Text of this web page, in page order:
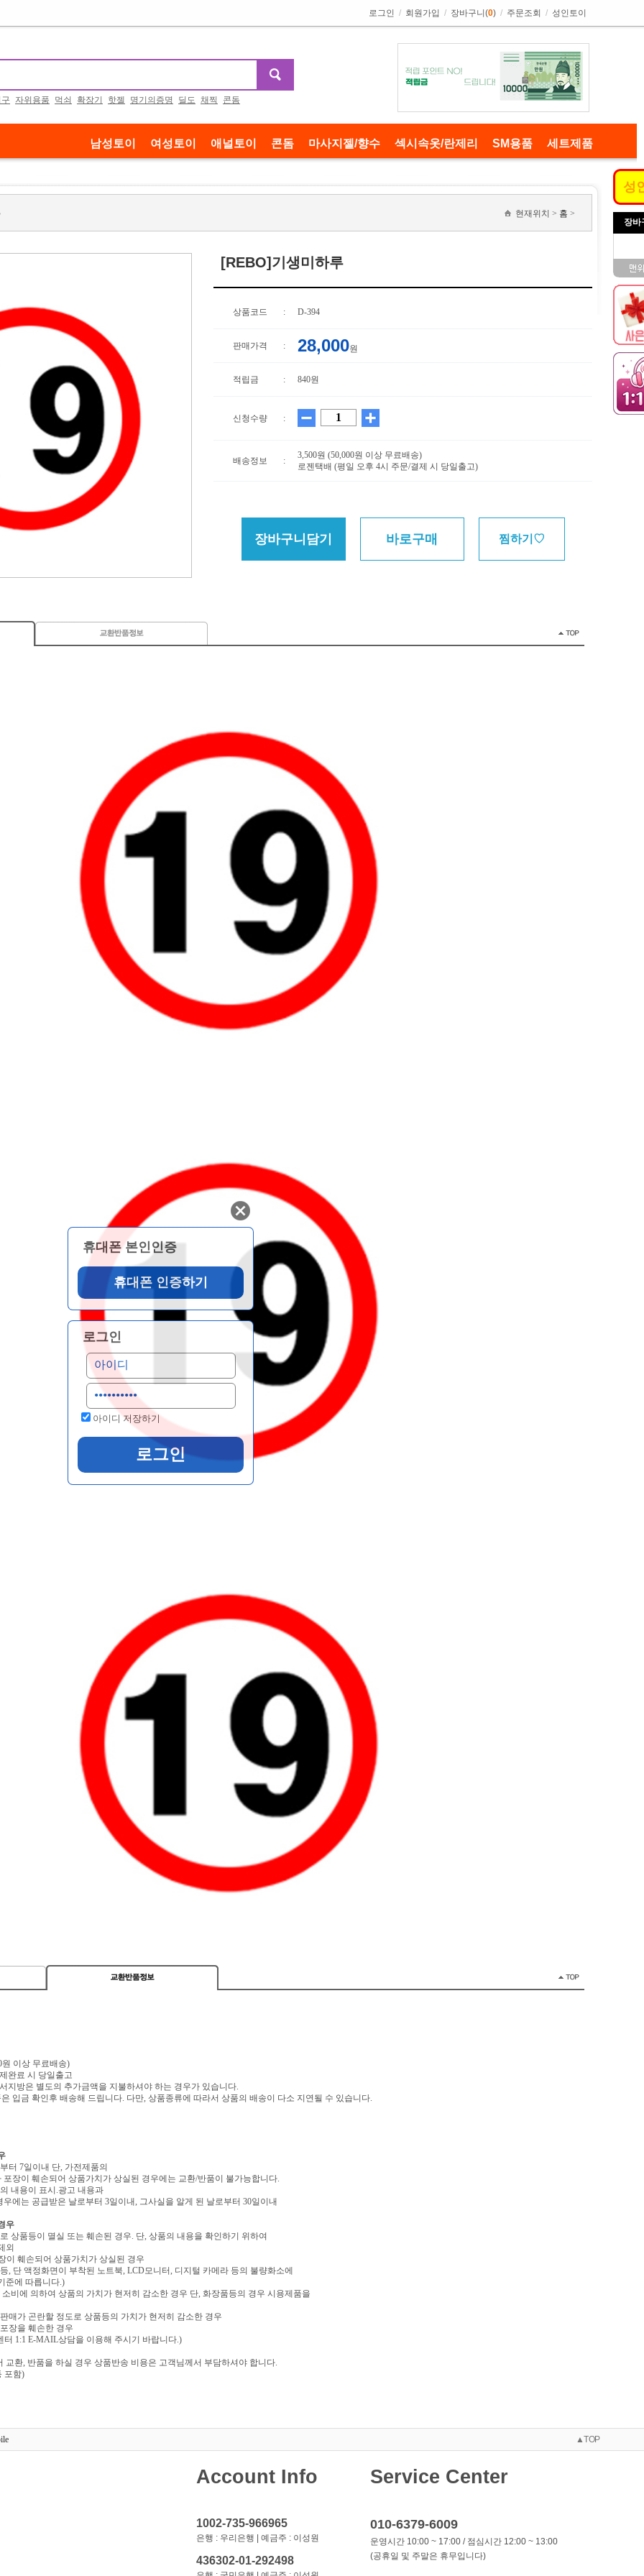
휴대폰 본인인증
로그인
아이디 저장하기
로그인 / 회원가입 / 장바구니(0) / 주문조회 / 성인토이
자위용품 먹쇠 확장기 핫젤 명기의증명 딜도 채찍 콘돔
남성토이 여성토이 애널토이 콘돔 마사지젤/향수 섹시속옷/란제리 SM용품 세트제품
현재위치 > 홈 >
[REBO]기생미하루
상품코드 : D-394
판매가격 : 28,000원
적립금 : 840원
신청수량 :
배송정보 :
3,500원 (50,000원 이상 무료배송)
로젠택배 (평일 오후 4시 주문/결제 시 당일출고)
원 이상 무료배송)
완료 시 당일출고
지방은 별도의 추가금액을 지불하셔야 하는 경우가 있습니다.
입금 확인후 배송해 드립니다. 다만, 상품종류에 따라서 상품의 배송이 다소 지연될 수 있습니다.
터 7일이내 단, 가전제품의
장이 훼손되어 상품가치가 상실된 경우에는 교환/반품이 불가능합니다.
내용이 표시.광고 내용과
에는 공급받은 날로부터 3일이내, 그사실을 알게 된 날로부터 30일이내
우
상품등이 멸실 또는 훼손된 경우. 단, 상품의 내용을 확인하기 위하여
외
이 훼손되어 상품가치가 상실된 경우
, 단 액정화면이 부착된 노트북, LCD모니터, 디지털 카메라 등의 불량화소에
준에 따릅니다.)
비에 의하여 상품의 가치가 현저히 감소한 경우 단, 화장품등의 경우 시용제품을
매가 곤란할 정도로 상품등의 가치가 현저히 감소한 경우
장을 훼손한 경우
터 1:1 E-MAIL상담을 이용해 주시기 바랍니다.)
환, 반품을 하실 경우 상품반송 비용은 고객님께서 부담하셔야 합니다.
포함)
▲TOP
Account Info
1002-735-966965
은행 : 우리은행 | 예금주 : 이성원
436302-01-292498
Service Center
010-6379-6009
운영시간 10:00 ~ 17:00 / 점심시간 12:00 ~ 13:00
(공휴일 및 주말은 휴무입니다)
성
장바